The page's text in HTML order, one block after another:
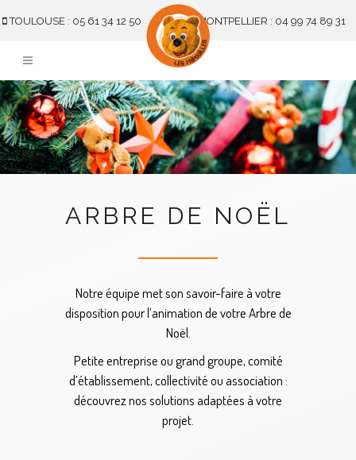
TOULOUSE : 05 61 34 12 50 MONTPELLIER : 04 99 74 89 31
ARBRE DE NOËL
Notre équipe met son savoir-faire à votre
disposition pour l’animation de votre Arbre de
Noël.
Petite entreprise ou grand groupe, comité
d’établissement, collectivité ou association :
découvrez nos solutions adaptées à votre
projet.